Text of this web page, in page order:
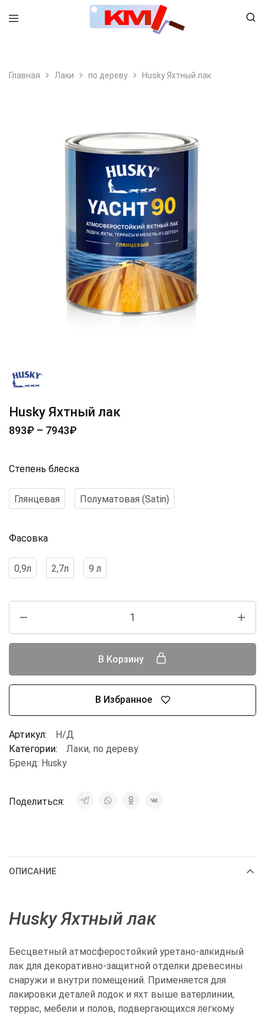
8 (495) 798-99-78
Главная Лаки по дереву Husky Яхтный лак
Husky Яхтный лак
893₽ – 7943₽
Степень блеска
Глянцевая Полуматовая (Satin)
Фасовка
0,9л 2,7л 9 л
В Корзину
В Избранное
Артикул:
Н/Д
Категории:
Лаки, по дереву
Бренд: Husky
Поделиться:
ОПИСАНИЕ
Husky Яхтный лак
Бесцветный атмосферостойкий ­уретано-алкидный
лак для декоративно-защитной отделки древесины
снаружи и внутри помещений. Применяется для
лакировки деталей лодок и яхт выше ватерлинии,
террас, мебели и полов, подвергающихся легкому